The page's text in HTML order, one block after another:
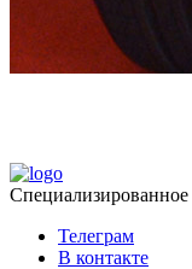
Специализированное
Телеграм
В контакте